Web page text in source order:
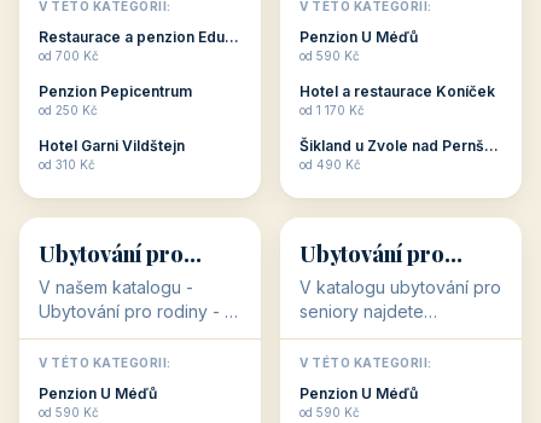
dovolenou přímo
souvisejí. Aktivní
odpočinek jso...
V TÉTO KATEGORII:
Restaurace a penzion Eduard
od 700 Kč
Penzion Pepicentrum
od 250 Kč
Hotel Garni Vildštejn
od 310 Kč
cenově dostupné
ubytování v ČR. Budete
c...
V TÉTO KATEGORII:
Penzion U Méďů
od 590 Kč
Hotel a restaurace Koníček
od 1 170 Kč
Šikland u Zvole nad Pernštejnem
od 490 Kč
👨‍👩‍👧‍👦
👨‍👩‍👧‍👦
34 objektů
Ubytování pro
rodiny
V našem katalogu -
Ubytování pro rodiny -
jsou pro Vás připraveny
objekty, které svojí
polohou či vybaveností,
nabízí klidné ubytování
V TÉTO KATEGORII:
Penzion U Méďů
od 590 Kč
🧓
🧓
33 objektů
Ubytování pro
seniory
V katalogu ubytování pro
seniory najdete
penziony a hotely, které
jsou přizpůsobeny pro
ubytování klientů vyššího
věku. Některé z nich
V TÉTO KATEGORII:
Penzion U Méďů
od 590 Kč